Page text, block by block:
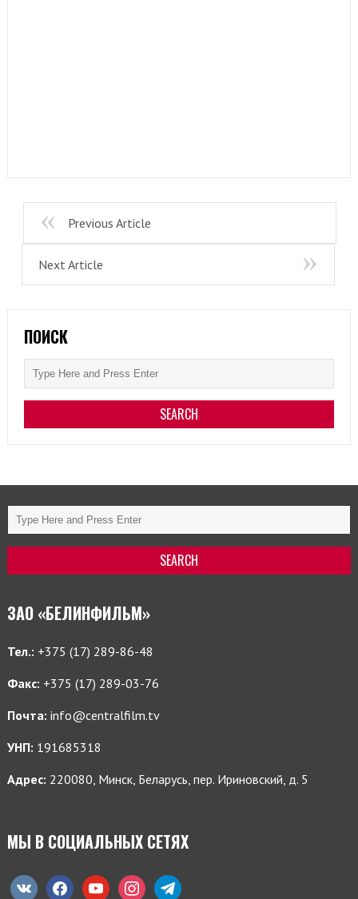
Previous Article
Next Article
ПОИСК
ЗАО «БЕЛИНФИЛЬМ»
Тел.: +375 (17) 289-86-48
Факс: +375 (17) 289-03-76
Почта: info@centralfilm.tv
УНП: 191685318
Адрес: 220080, Минск, Беларусь, пер. Ириновский, д. 5
МЫ В СОЦИАЛЬНЫХ СЕТЯХ
vkontaktefacebookyoutube instagramtelegram